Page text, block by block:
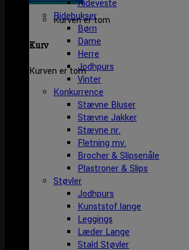
Kurven er tom
Kurv
Kurven er tom
Rideveste
Ridebukser
Børn
Dame
Herre
Jodhpurs
Vinter
Konkurrence
Stævne Bluser
Stævne Jakker
Stævne nr.
Fletning mv.
Brocher & Slipsenåle
Plastroner & Slips
Støvler
Jodhpurs
Kunststof lange
Leggings
Læder Lange
Stald Støvler